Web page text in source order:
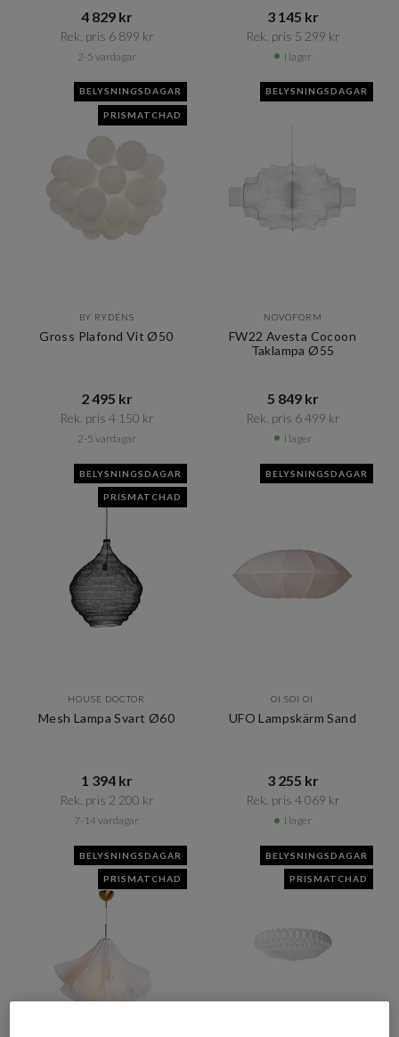
4 829 kr​​
Rek. pris 6 899 kr​​
2-5 vardagar
3 145 kr​​
Rek. pris 5 299 kr​​
I lager
BELYSNINGSDAGAR
PRISMATCHAD
BY RYDÉNS
Gross Plafond Vit Ø50
2 495 kr​​
Rek. pris 4 150 kr​​
2-5 vardagar
BELYSNINGSDAGAR
NOVOFORM
FW22 Avesta Cocoon
Taklampa Ø55
5 849 kr​​
Rek. pris 6 499 kr​​
I lager
BELYSNINGSDAGAR
PRISMATCHAD
HOUSE DOCTOR
Mesh Lampa Svart Ø60
1 394 kr​​
Rek. pris 2 200 kr​​
7-14 vardagar
BELYSNINGSDAGAR
OI SOI OI
UFO Lampskärm Sand
3 255 kr​​
Rek. pris 4 069 kr​​
I lager
BELYSNINGSDAGAR
PRISMATCHAD
BELYSNINGSDAGAR
PRISMATCHAD